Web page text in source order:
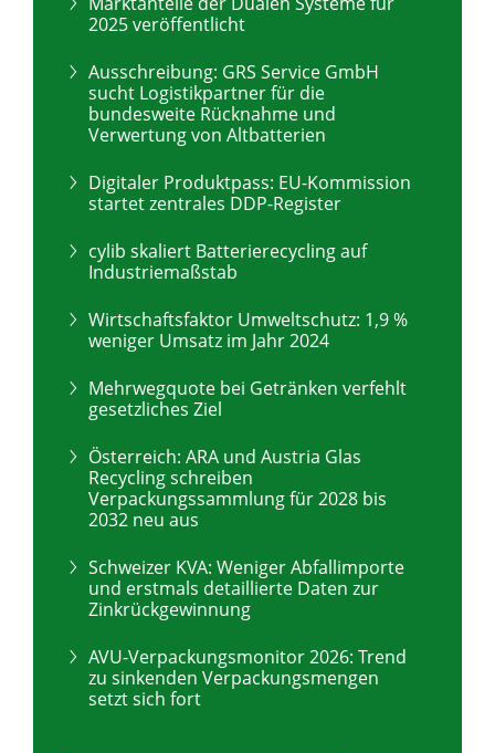
2025 veröffentlicht
Ausschreibung: GRS Service GmbH
sucht Logistikpartner für die
bundesweite Rücknahme und
Verwertung von Altbatterien
Digitaler Produktpass: EU-Kommission
startet zentrales DDP-Register
cylib skaliert Batterierecycling auf
Industriemaßstab
Wirtschaftsfaktor Umweltschutz: 1,9 %
weniger Umsatz im Jahr 2024
Mehrwegquote bei Getränken verfehlt
gesetzliches Ziel
Österreich: ARA und Austria Glas
Recycling schreiben
Verpackungssammlung für 2028 bis
2032 neu aus
Schweizer KVA: Weniger Abfallimporte
und erstmals detaillierte Daten zur
Zinkrückgewinnung
AVU-Verpackungsmonitor 2026: Trend
zu sinkenden Verpackungsmengen
setzt sich fort